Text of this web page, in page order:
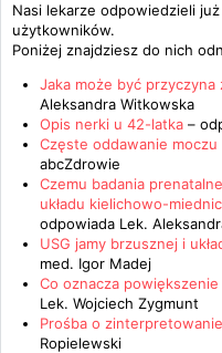
Nasi lekarze odpowiedzieli
użytkowników.
Poniżej znajdziesz do nich
Jaka może być
Aleksandra Witkowska
Opis nerki u 42-latka –
Częste oddawanie
abcZdrowie
Czemu badania
układu kielichowo-
odpowiada Lek.
USG jamy brzusznej i
med. Igor Madej
Co oznacza
Lek. Wojciech Zygmunt
Prośba o
Ropielewski